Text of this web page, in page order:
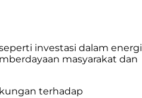
investasi dalam energi
masyarakat dan
terhadap